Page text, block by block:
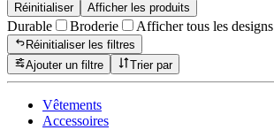
Réinitialiser Afficher les produits
Durable Broderie Afficher tous les designs
Réinitialiser les filtres
Ajouter un filtre
Trier par
Vêtements
Accessoires